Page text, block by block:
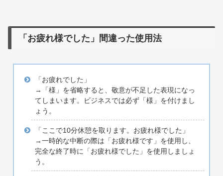
「お疲れ様でした」間違った使用法
「お疲れでした」
→「様」を省略すると、敬意が不足した表現になっ
てしまいます。ビジネスでは必ず「様」を付けまし
ょう。
「ここで10分休憩を取ります。お疲れ様でした」
→一時的な中断の際は「お疲れ様です」を使用し、
完全な終了時に「お疲れ様でした」を使用しましょ
う。